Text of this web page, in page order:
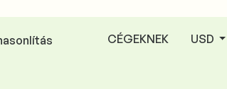
CÉGEKNEK USD